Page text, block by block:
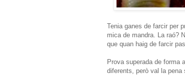
Tenia ganes de farcir per
mica de mandra. La raó?
que quan haig de farcir
Prova superada de forma
diferents, però val la pena